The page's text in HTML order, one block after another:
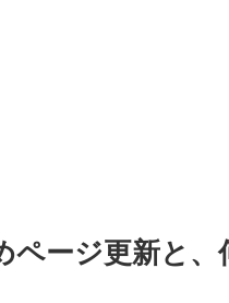
ページ更新と